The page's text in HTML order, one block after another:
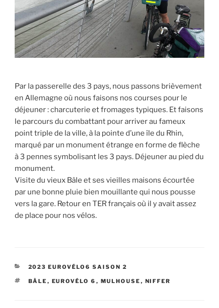
Par la passerelle des 3 pays, nous passons brièvement
en Allemagne où nous faisons nos courses pour le
déjeuner : charcuterie et fromages typiques. Et faisons
le parcours du combattant pour arriver au fameux
point triple de la ville, à la pointe d’une île du Rhin,
marqué par un monument étrange en forme de flèche
à 3 pennes symbolisant les 3 pays. Déjeuner au pied du
monument.
Visite du vieux Bâle et ses vieilles maisons écourtée
par une bonne pluie bien mouillante qui nous pousse
vers la gare. Retour en TER français où il y avait assez
de place pour nos vélos.
CATÉGORIES
2023 EUROVÉLO6 SAISON 2
ÉTIQUETTES
BÂLE , EUROVÉLO 6 , MULHOUSE , NIFFER